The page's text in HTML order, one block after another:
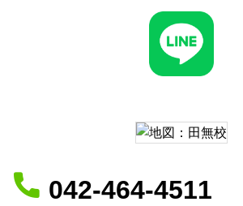
042-464-4511